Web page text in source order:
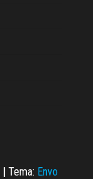
| Tema: Envo